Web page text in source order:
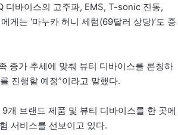
디바이스의 고주파, EMS, T-sonic 진동,
게는 ‘마누카 허니 세럼(69달러 상당)’도 증
증가 추세에 맞춰 뷰티 디바이스를 론칭하
진행할 예정”이라고 말했다.
개 브랜드 제품 및 뷰티 디바이스를 한 곳에
서비스를 선보이고 있다.